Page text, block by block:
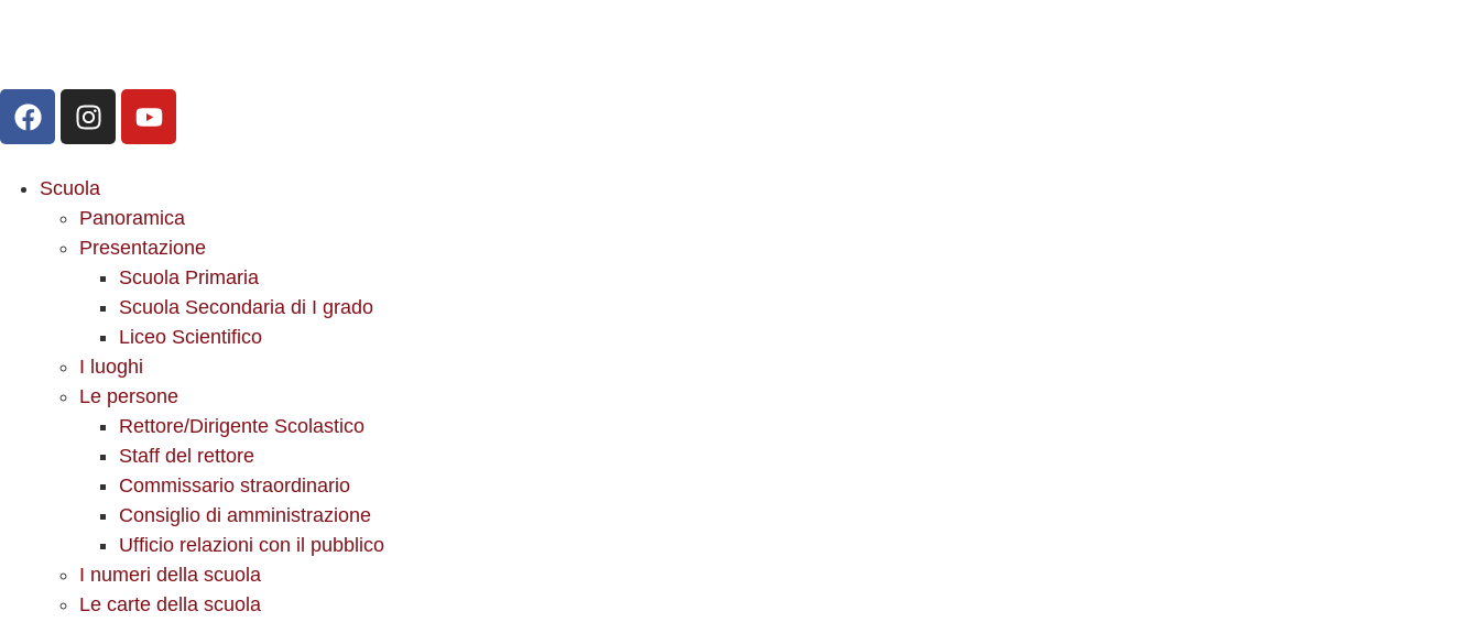
Scuola
Panoramica
Presentazione
Scuola Primaria
Scuola Secondaria di I grado
Liceo Scientifico
I luoghi
Le persone
Rettore/Dirigente Scolastico
Staff del rettore
Commissario straordinario
Consiglio di amministrazione
Ufficio relazioni con il pubblico
I numeri della scuola
Le carte della scuola